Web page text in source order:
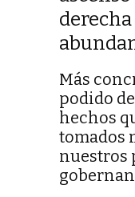
Más
podido
hechos
tomados
nuestros